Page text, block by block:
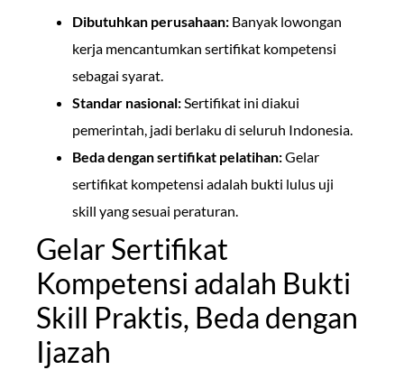
Dibutuhkan perusahaan: Banyak lowongan
kerja mencantumkan sertifikat kompetensi
sebagai syarat.
Standar nasional: Sertifikat ini diakui
pemerintah, jadi berlaku di seluruh Indonesia.
Beda dengan sertifikat pelatihan:Gelar
sertifikat kompetensi adalah bukti lulus uji
skill yang sesuai peraturan.
Gelar Sertifikat
Kompetensi adalah Bukti
Skill Praktis, Beda dengan
Ijazah